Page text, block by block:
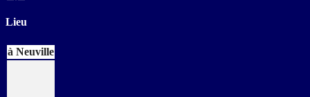
Lieu
à Neuville